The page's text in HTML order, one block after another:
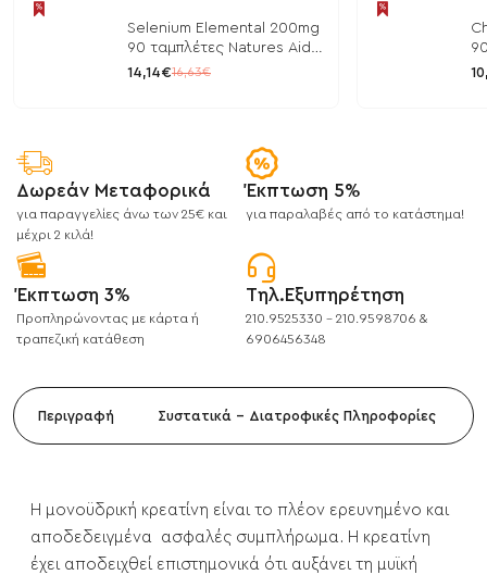
Selenium Elemental 200mg
90 ταμπλέτες Natures Aid
/ Μέταλλα
14,14€16,63€
/
Δωρεάν Μεταφορικά
για παραγγελίες άνω των 25€ και
μέχρι 2 κιλά!
Έκπτωση 5%
για παραλαβές από το κατάστημα!
Έκπτωση 3%
Προπληρώνοντας με κάρτα ή
τραπεζική κατάθεση
Τηλ.Εξυπηρέτηση
210.9525330 - 210.9598706 &
6906456348
Περιγραφή Συστατικά - Διατροφικές Πληροφορίες
Η μονοϋδρική κρεατίνη είναι το πλέον ερευνημένο και
αποδεδειγμένα ασφαλές συμπλήρωμα. Η κρεατίνη
έχει αποδειχθεί επιστημονικά ότι αυξάνει τη μυϊκή